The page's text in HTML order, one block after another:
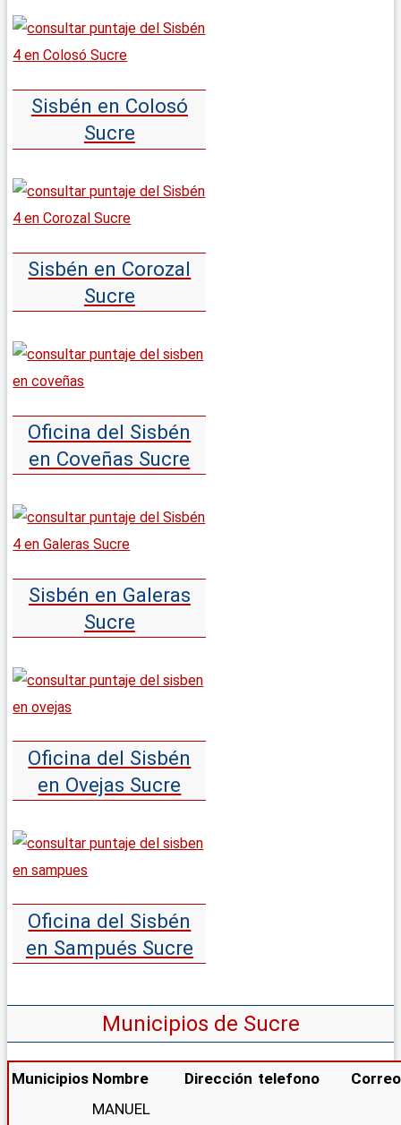
Sisbén en Colosó
Sucre
Sisbén en Corozal
Sucre
Oficina del Sisbén
en Coveñas Sucre
Sisbén en Galeras
Sucre
Oficina del Sisbén
en Ovejas Sucre
Oficina del Sisbén
en Sampués Sucre
Municipios de Sucre
Municipios Nombre Dirección telefono
MANUEL